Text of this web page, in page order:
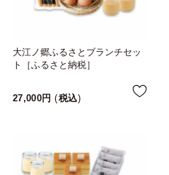
大江ノ郷ふるさとブランチセッ
ト［ふるさと納税］
27,000 税込